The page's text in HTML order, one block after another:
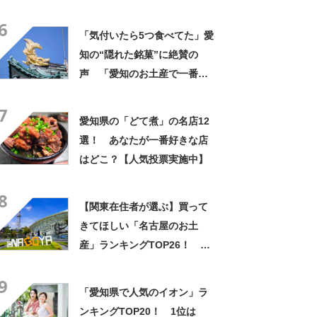
「気付いたら5つ食べてた」愛
知の“隠れた銘菓”に絶賛の
声 「愛知のお土産で一番好
愛知県の「どて煮」の名店12
選！ あなたが一番好きな店
はどこ？【人気投票実施中】
【関東在住者が選ぶ】買って
きてほしい「名古屋のお土
産」ランキングTOP26！ 第
「愛知県で人気のイオン」ラ
ンキングTOP20！ 1位は